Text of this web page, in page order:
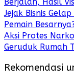
Jejak Bisnis
Pemain
Aksi Protes
Geruduk Rumah
Rekomendasi